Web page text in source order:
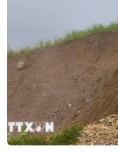
#FDI #Vốn đầu tư
Việt Nam